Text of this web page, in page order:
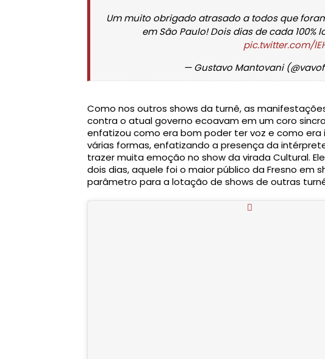
Um muito obrigado atrasado a todos que
em São Paulo! Dois dias de cada 100%
pic.twitter.com/
— Gustavo Mantovani
Como nos outros shows da turnê, as
contra o atual governo ecoavam em um coro
enfatizou como era bom poder ter voz e como
várias formas, enfatizando a presença da
trazer muita emoção no show da virada Cultural.
dois dias, aquele foi o maior público da Fresno em
parâmetro para a lotação de shows de outras